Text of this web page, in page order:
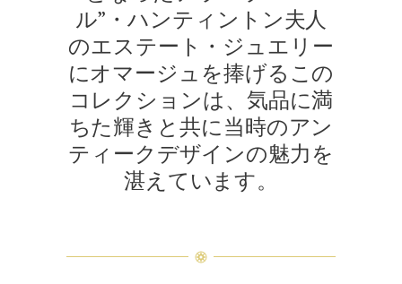
ル”・ハンティントン夫人
のエステート・ジュエリー
にオマージュを捧げるこの
コレクションは、気品に満
ちた輝きと共に当時のアン
ティークデザインの魅力を
湛えています。